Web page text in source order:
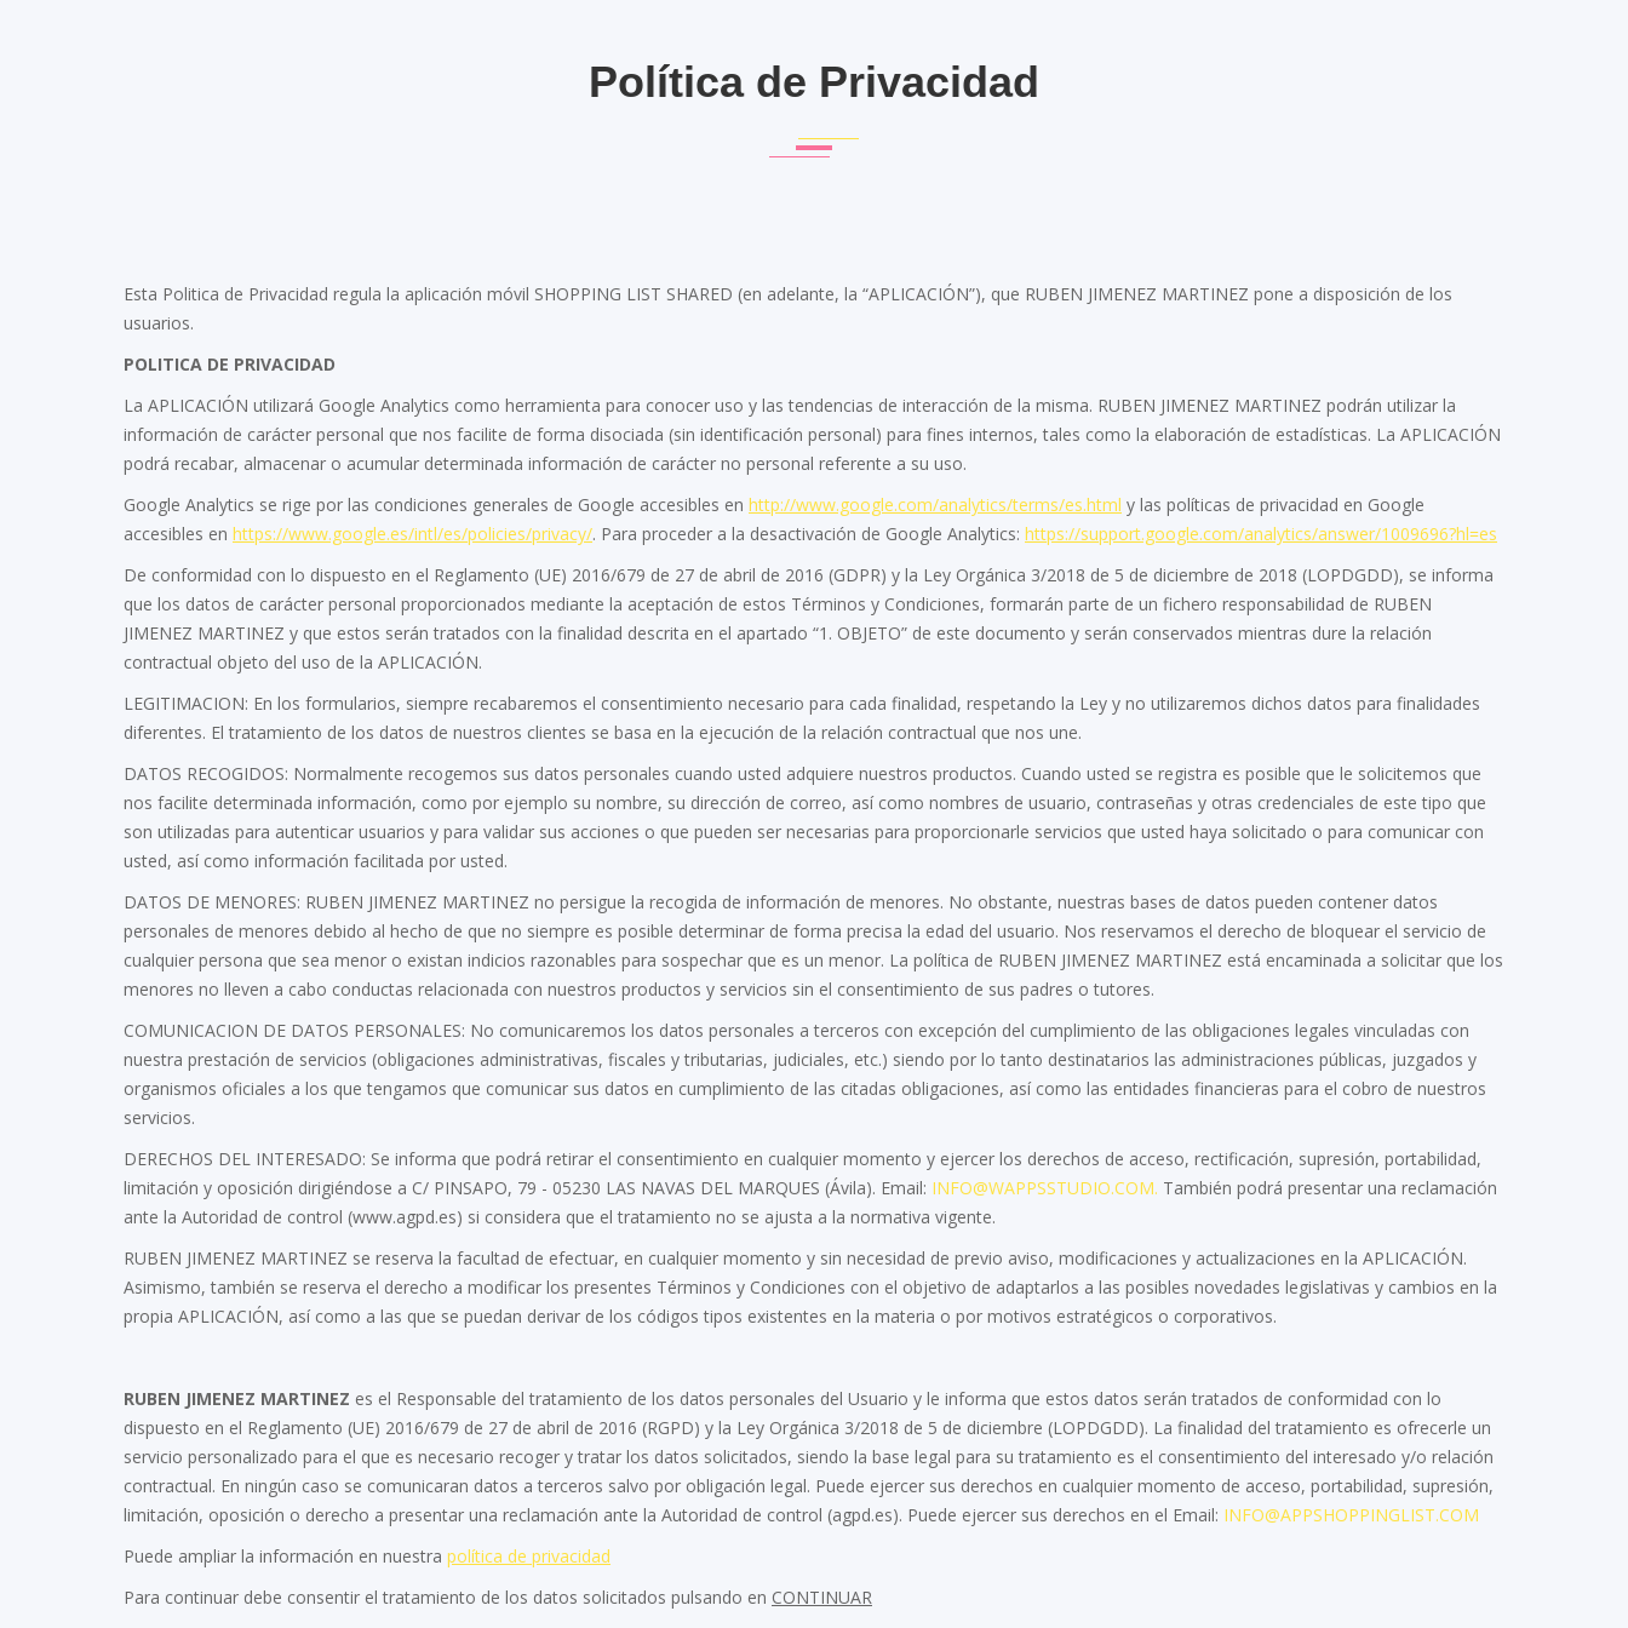
Política de Privacidad
Esta Politica de Privacidad regula la aplicación móvil SHOPPING LIST SHARED (en adelante, la “APLICACIÓN”), que RUBEN JIMENEZ MARTINEZ pone a disposición de los
usuarios.
POLITICA DE PRIVACIDAD
La APLICACIÓN utilizará Google Analytics como herramienta para conocer uso y las tendencias de interacción de la misma. RUBEN JIMENEZ MARTINEZ podrán utilizar la
información de carácter personal que nos facilite de forma disociada (sin identificación personal) para fines internos, tales como la elaboración de estadísticas. La APLICACIÓN
podrá recabar, almacenar o acumular determinada información de carácter no personal referente a su uso.
Google Analytics se rige por las condiciones generales de Google accesibles en http://www.google.com/analytics/terms/es.html y las políticas de privacidad en Google
accesibles en https://www.google.es/intl/es/policies/privacy/. Para proceder a la desactivación de Google Analytics: https://support.google.com/analytics/answer/1009696?hl=es
De conformidad con lo dispuesto en el Reglamento (UE) 2016/679 de 27 de abril de 2016 (GDPR) y la Ley Orgánica 3/2018 de 5 de diciembre de 2018 (LOPDGDD), se informa
que los datos de carácter personal proporcionados mediante la aceptación de estos Términos y Condiciones, formarán parte de un fichero responsabilidad de RUBEN
JIMENEZ MARTINEZ y que estos serán tratados con la finalidad descrita en el apartado “1. OBJETO” de este documento y serán conservados mientras dure la relación
contractual objeto del uso de la APLICACIÓN.
LEGITIMACION: En los formularios, siempre recabaremos el consentimiento necesario para cada finalidad, respetando la Ley y no utilizaremos dichos datos para finalidades
diferentes. El tratamiento de los datos de nuestros clientes se basa en la ejecución de la relación contractual que nos une.
DATOS RECOGIDOS: Normalmente recogemos sus datos personales cuando usted adquiere nuestros productos. Cuando usted se registra es posible que le solicitemos que
nos facilite determinada información, como por ejemplo su nombre, su dirección de correo, así como nombres de usuario, contraseñas y otras credenciales de este tipo que
son utilizadas para autenticar usuarios y para validar sus acciones o que pueden ser necesarias para proporcionarle servicios que usted haya solicitado o para comunicar con
usted, así como información facilitada por usted.
DATOS DE MENORES: RUBEN JIMENEZ MARTINEZ no persigue la recogida de información de menores. No obstante, nuestras bases de datos pueden contener datos
personales de menores debido al hecho de que no siempre es posible determinar de forma precisa la edad del usuario. Nos reservamos el derecho de bloquear el servicio de
cualquier persona que sea menor o existan indicios razonables para sospechar que es un menor. La política de RUBEN JIMENEZ MARTINEZ está encaminada a solicitar que los
menores no lleven a cabo conductas relacionada con nuestros productos y servicios sin el consentimiento de sus padres o tutores.
COMUNICACION DE DATOS PERSONALES: No comunicaremos los datos personales a terceros con excepción del cumplimiento de las obligaciones legales vinculadas con
nuestra prestación de servicios (obligaciones administrativas, fiscales y tributarias, judiciales, etc.) siendo por lo tanto destinatarios las administraciones públicas, juzgados y
organismos oficiales a los que tengamos que comunicar sus datos en cumplimiento de las citadas obligaciones, así como las entidades financieras para el cobro de nuestros
servicios.
DERECHOS DEL INTERESADO: Se informa que podrá retirar el consentimiento en cualquier momento y ejercer los derechos de acceso, rectificación, supresión, portabilidad,
limitación y oposición dirigiéndose a C/ PINSAPO, 79 - 05230 LAS NAVAS DEL MARQUES (Ávila). Email: INFO@WAPPSSTUDIO.COM. También podrá presentar una reclamación
ante la Autoridad de control (www.agpd.es) si considera que el tratamiento no se ajusta a la normativa vigente.
RUBEN JIMENEZ MARTINEZ se reserva la facultad de efectuar, en cualquier momento y sin necesidad de previo aviso, modificaciones y actualizaciones en la APLICACIÓN.
Asimismo, también se reserva el derecho a modificar los presentes Términos y Condiciones con el objetivo de adaptarlos a las posibles novedades legislativas y cambios en la
propia APLICACIÓN, así como a las que se puedan derivar de los códigos tipos existentes en la materia o por motivos estratégicos o corporativos.
RUBEN JIMENEZ MARTINEZ es el Responsable del tratamiento de los datos personales del Usuario y le informa que estos datos serán tratados de conformidad con lo
dispuesto en el Reglamento (UE) 2016/679 de 27 de abril de 2016 (RGPD) y la Ley Orgánica 3/2018 de 5 de diciembre (LOPDGDD). La finalidad del tratamiento es ofrecerle un
servicio personalizado para el que es necesario recoger y tratar los datos solicitados, siendo la base legal para su tratamiento es el consentimiento del interesado y/o relación
contractual. En ningún caso se comunicaran datos a terceros salvo por obligación legal. Puede ejercer sus derechos en cualquier momento de acceso, portabilidad, supresión,
limitación, oposición o derecho a presentar una reclamación ante la Autoridad de control (agpd.es). Puede ejercer sus derechos en el Email: INFO@APPSHOPPINGLIST.COM
Puede ampliar la información en nuestra política de privacidad
Para continuar debe consentir el tratamiento de los datos solicitados pulsando en CONTINUAR